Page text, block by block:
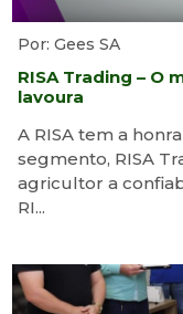
Por: Gees SA
RISA Trading – O
lavoura
A RISA tem a
segmento, RISA
agricultor a
RI...